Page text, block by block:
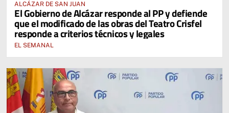
ALCÁZAR DE SAN JUAN
El Gobierno de Alcázar responde al PP y defiende
que el modificado de las obras del Teatro Crisfel
responde a criterios técnicos y legales
EL SEMANAL